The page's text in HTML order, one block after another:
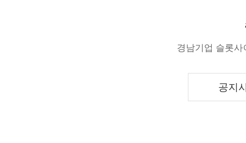
경남기업 슬롯
공지